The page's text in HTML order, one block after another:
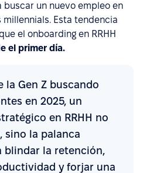
buscar un nuevo empleo en
Esta tendencia
el onboarding en RRHH
el primer día.
la Gen Z buscando
en 2025, un
en RRHH no
sino la palanca
blindar la retención,
y forjar una